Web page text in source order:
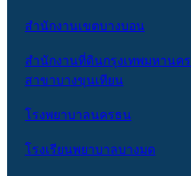
สำนักงานเขตบางบอน
สำนักงานที่ดินกรุงเทพมหานคร
สาขาบางขุนเทียน
โรงพยาบาลนครธน
โรงเรียนพยาบาลบางมด